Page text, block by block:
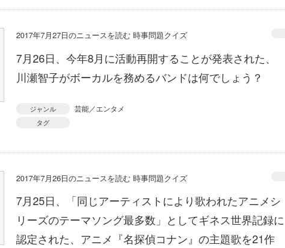
2017年7月27日のニュースを読む 時事問題クイズ
7月26日、今年8月に活動再開することが発表された、
川瀬智子がボーカルを務めるバンドは何でしょう？
ジャンル 芸能／エンタメ
タグ
2017年7月26日のニュースを読む 時事問題クイズ
7月25日、「同じアーティストにより歌われたアニメシ
リーズのテーマソング最多数」としてギネス世界記録に
認定された、アニメ『名探偵コナン』の主題歌を21作